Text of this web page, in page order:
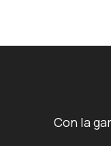
Con la